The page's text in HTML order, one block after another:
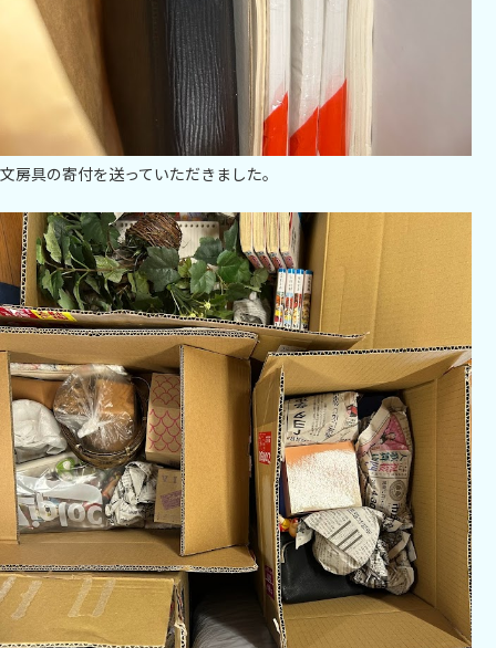
文房具の寄付を送っていただきました。